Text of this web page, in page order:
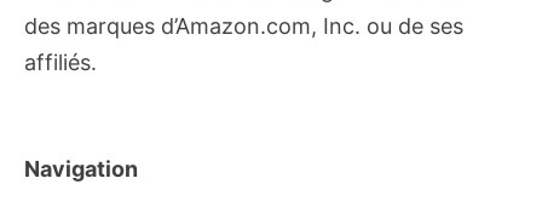
des marques d’Amazon.com, Inc. ou de ses
affiliés.
Navigation